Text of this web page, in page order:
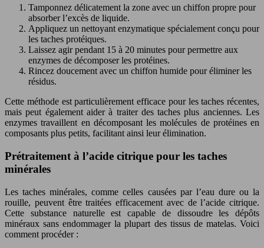
Tamponnez délicatement la zone avec un chiffon propre pour
absorber l’excès de liquide.
Appliquez un nettoyant enzymatique spécialement conçu pour
les taches protéiques.
Laissez agir pendant 15 à 20 minutes pour permettre aux
enzymes de décomposer les protéines.
Rincez doucement avec un chiffon humide pour éliminer les
résidus.
Cette méthode est particulièrement efficace pour les taches récentes,
mais peut également aider à traiter des taches plus anciennes. Les
enzymes travaillent en décomposant les molécules de protéines en
composants plus petits, facilitant ainsi leur élimination.
Prétraitement à l’acide citrique pour les taches
minérales
Les taches minérales, comme celles causées par l’eau dure ou la
rouille, peuvent être traitées efficacement avec de l’acide citrique.
Cette substance naturelle est capable de dissoudre les dépôts
minéraux sans endommager la plupart des tissus de matelas. Voici
comment procéder :